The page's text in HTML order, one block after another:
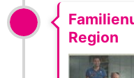
Region